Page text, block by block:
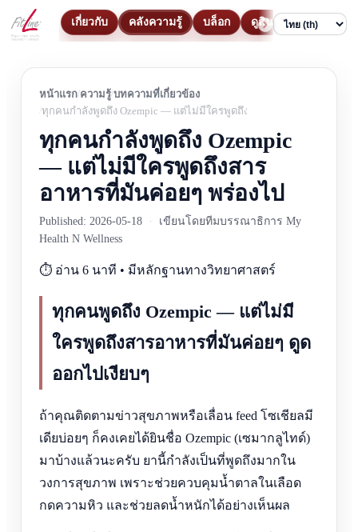
เกี่ยวกับ คลังความรู้ บล็อก ดูสินค้า
ติดต่อ
Language
หน้าแรก ความรู้ บทความที่เกี่ยวข้อง
ทุกคนกำลังพูดถึง Ozempic — แต่ไม่มีใครพูดถึงสารอาหารที่มันค่อยๆ พ
ทุกคนกำลังพูดถึง Ozempic
— แต่ไม่มีใครพูดถึงสาร
อาหารที่มันค่อยๆ พร่องไป
Published: 2026-05-18 ·
เขียนโดยทีมบรรณาธิการ My
Health N Wellness
⏱️ อ่าน 6 นาที • มีหลักฐานทางวิทยาศาสตร์
ทุกคนพูดถึง Ozempic — แต่ไม่มี
ใครพูดถึงสารอาหารที่มันค่อยๆ ดูด
ออกไปเงียบๆ
ถ้าคุณติดตามข่าวสุขภาพหรือเลื่อน feed โซเชียลมี
เดียบ่อยๆ ก็คงเคยได้ยินชื่อ Ozempic (เซมากลูไทด์)
มาบ้างแล้วนะครับ ยานี้กำลังเป็นที่พูดถึงมากใน
วงการสุขภาพ เพราะช่วยควบคุมน้ำตาลในเลือด
กดความหิว และช่วยลดน้ำหนักได้อย่างเห็นผล